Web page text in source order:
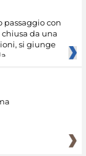
passaggio con
da una
si giunge